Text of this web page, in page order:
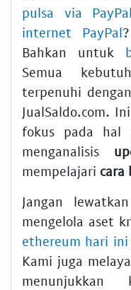
pulsa via PayPal
internet PayPal
Bahkan untuk
Semua
terpenuhi
JualSaldo.com.
fokus pada hal
menganalisis
mempelajari cara
Jangan
mengelola aset
ethereum hari ini
Kami juga